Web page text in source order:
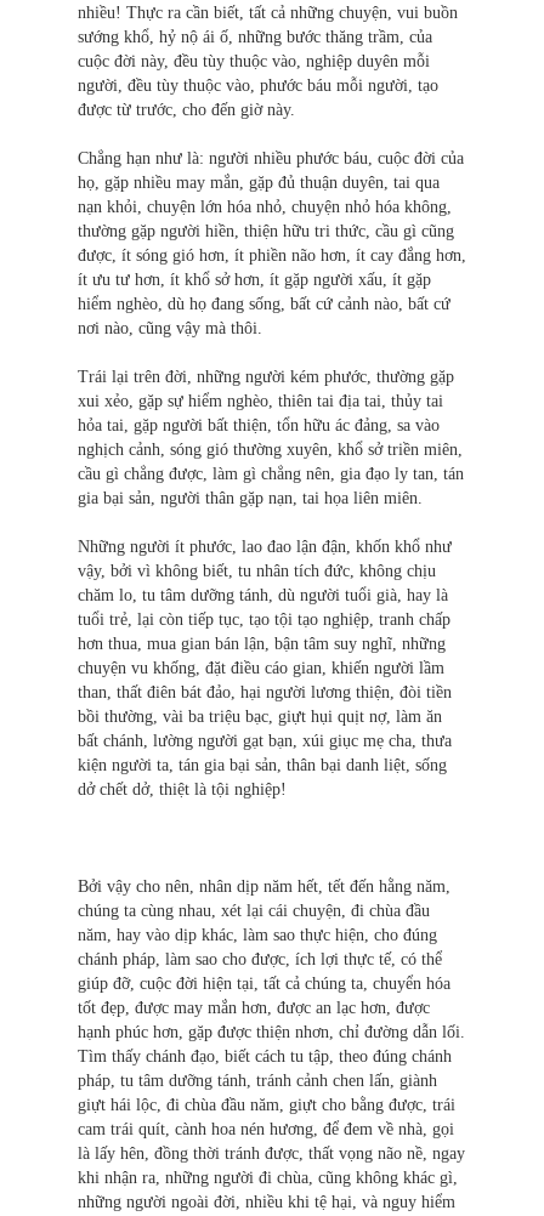
nhiều! Thực ra cần biết, tất cả những chuyện, vui buồn
sướng khổ, hỷ nộ ái ố, những bước thăng trầm, của
cuộc đời này, đều tùy thuộc vào, nghiệp duyên mỗi
người, đều tùy thuộc vào, phước báu mỗi người, tạo
được từ trước, cho đến giờ này.
Chẳng hạn như là: người nhiều phước báu, cuộc đời của
họ, gặp nhiều may mắn, gặp đủ thuận duyên, tai qua
nạn khỏi, chuyện lớn hóa nhỏ, chuyện nhỏ hóa không,
thường gặp người hiền, thiện hữu tri thức, cầu gì cũng
được, ít sóng gió hơn, ít phiền não hơn, ít cay đắng hơn,
ít ưu tư hơn, ít khổ sở hơn, ít gặp người xấu, ít gặp
hiểm nghèo, dù họ đang sống, bất cứ cảnh nào, bất cứ
nơi nào, cũng vậy mà thôi.
Trái lại trên đời, những người kém phước, thường gặp
xui xẻo, gặp sự hiểm nghèo, thiên tai địa tai, thủy tai
hỏa tai, gặp người bất thiện, tổn hữu ác đảng, sa vào
nghịch cảnh, sóng gió thường xuyên, khổ sở triền miên,
cầu gì chẳng được, làm gì chẳng nên, gia đạo ly tan, tán
gia bại sản, người thân gặp nạn, tai họa liên miên.
Những người ít phước, lao đao lận đận, khốn khổ như
vậy, bởi vì không biết, tu nhân tích đức, không chịu
chăm lo, tu tâm dưỡng tánh, dù người tuổi già, hay là
tuổi trẻ, lại còn tiếp tục, tạo tội tạo nghiệp, tranh chấp
hơn thua, mua gian bán lận, bận tâm suy nghĩ, những
chuyện vu khống, đặt điều cáo gian, khiến người lầm
than, thất điên bát đảo, hại người lương thiện, đòi tiền
bồi thường, vài ba triệu bạc, giựt hụi quịt nợ, làm ăn
bất chánh, lường người gạt bạn, xúi giục mẹ cha, thưa
kiện người ta, tán gia bại sản, thân bại danh liệt, sống
dở chết dở, thiệt là tội nghiệp!
Bởi vậy cho nên, nhân dịp năm hết, tết đến hằng năm,
chúng ta cùng nhau, xét lại cái chuyện, đi chùa đầu
năm, hay vào dịp khác, làm sao thực hiện, cho đúng
chánh pháp, làm sao cho được, ích lợi thực tế, có thể
giúp đỡ, cuộc đời hiện tại, tất cả chúng ta, chuyển hóa
tốt đẹp, được may mắn hơn, được an lạc hơn, được
hạnh phúc hơn, gặp được thiện nhơn, chỉ đường dẫn lối.
Tìm thấy chánh đạo, biết cách tu tập, theo đúng chánh
pháp, tu tâm dưỡng tánh, tránh cảnh chen lấn, giành
giựt hái lộc, đi chùa đầu năm, giựt cho bằng được, trái
cam trái quít, cành hoa nén hương, để đem về nhà, gọi
là lấy hên, đồng thời tránh được, thất vọng não nề, ngay
khi nhận ra, những người đi chùa, cũng không khác gì,
những người ngoài đời, nhiều khi tệ hại, và nguy hiểm